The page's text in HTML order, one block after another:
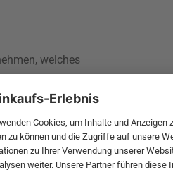
welches
hat. Nach
Cane-line